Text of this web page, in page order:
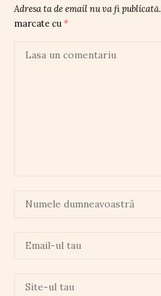
Adresa ta de email nu va fi publicată.
marcate cu *